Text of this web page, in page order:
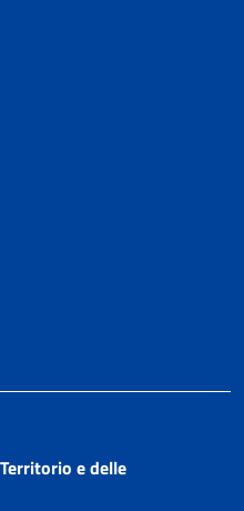
e delle